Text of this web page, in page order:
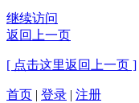
继续访问
返回上一页
[ 点击这里返回上一页 ]
首页 | 登录 | 注册